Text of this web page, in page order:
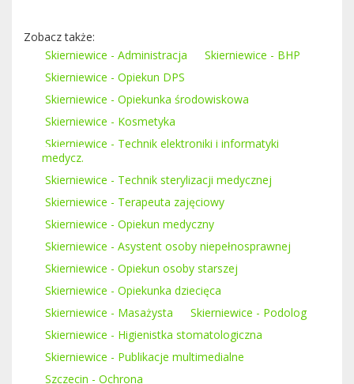
Zobacz także:
Skierniewice - Administracja
Skierniewice - BHP
Skierniewice - Opiekun DPS
Skierniewice - Opiekunka środowiskowa
Skierniewice - Kosmetyka
Skierniewice - Technik elektroniki i informatyki
medycz.
Skierniewice - Technik sterylizacji medycznej
Skierniewice - Terapeuta zajęciowy
Skierniewice - Opiekun medyczny
Skierniewice - Asystent osoby niepełnosprawnej
Skierniewice - Opiekun osoby starszej
Skierniewice - Opiekunka dziecięca
Skierniewice - Masażysta
Skierniewice - Podolog
Skierniewice - Higienistka stomatologiczna
Skierniewice - Publikacje multimedialne
Szczecin - Ochrona